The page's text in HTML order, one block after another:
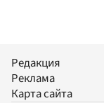
Редакция
Реклама
Карта сайта